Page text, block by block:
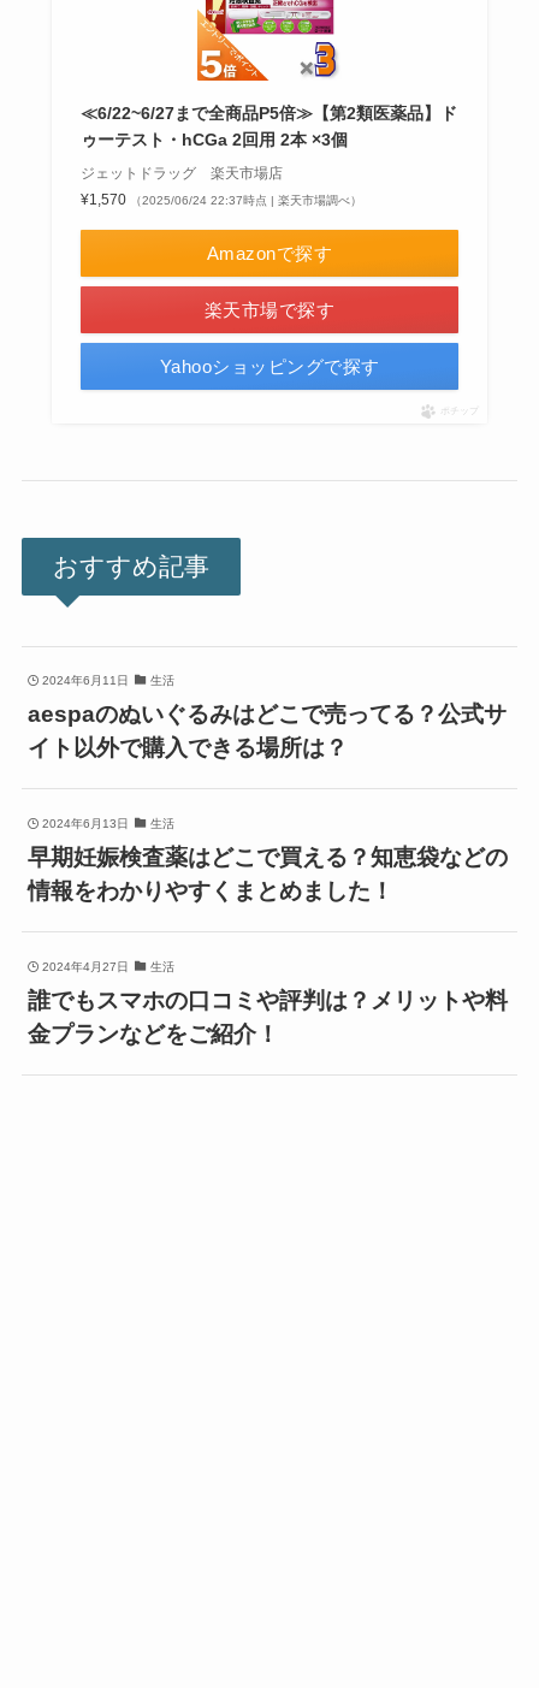
≪6/22~6/27まで全商品P5倍≫【第2類医薬品】ド
ゥーテスト・hCGa 2回用 2本 ×3個
ジェットドラッグ 楽天市場店
¥1,570
（2025/06/24 22:37時点 | 楽天市場調べ）
Amazonで探す
楽天市場で探す
Yahooショッピングで探す
ポチップ
おすすめ記事
2024年6月11日 生活
aespaのぬいぐるみはどこで売ってる？公式サ
イト以外で購入できる場所は？
2024年6月13日 生活
早期妊娠検査薬はどこで買える？知恵袋などの
情報をわかりやすくまとめました！
2024年4月27日 生活
誰でもスマホの口コミや評判は？メリットや料
金プランなどをご紹介！